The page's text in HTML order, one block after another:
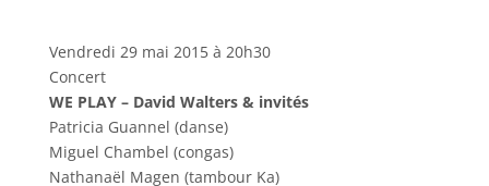
Vendredi 29 mai 2015 à 20h30
Concert
WE PLAY – David Walters & invités
Patricia Guannel (danse)
Miguel Chambel (congas)
Nathanaël Magen (tambour Ka)